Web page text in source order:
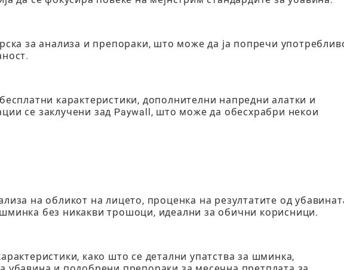
за анализа и препораки, што може да ја попречи
карактеристики, дополнителни напредни алатки и
се заклучени зад Paywall, што може да обесхрабри некои
на обликот на лицето, проценка на резултатите од
без никакви трошоци, идеални за обични корисници.
како што се детални упатства за шминка,